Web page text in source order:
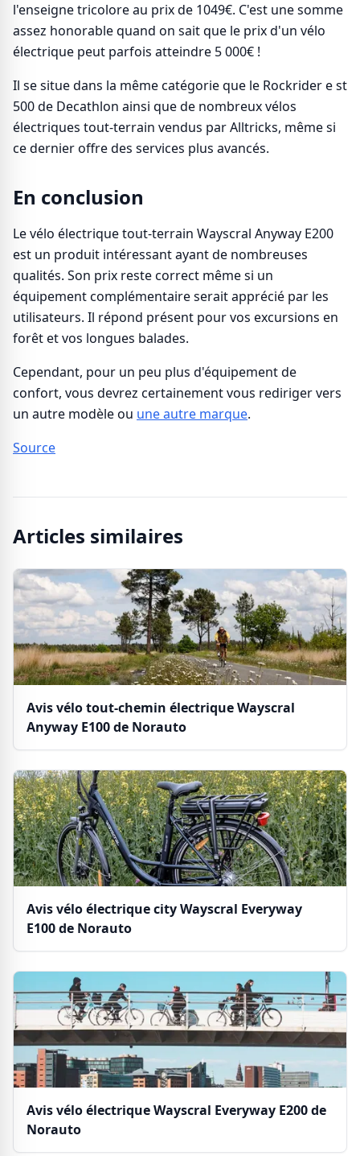
l'enseigne tricolore au prix de 1049€. C'est une somme
assez honorable quand on sait que le prix d'un vélo
électrique peut parfois atteindre 5 000€ !
Il se situe dans la même catégorie que le Rockrider e st
500 de Decathlon ainsi que de nombreux vélos
électriques tout-terrain vendus par Alltricks, même si
ce dernier offre des services plus avancés.
En conclusion
Le vélo électrique tout-terrain Wayscral Anyway E200
est un produit intéressant ayant de nombreuses
qualités. Son prix reste correct même si un
équipement complémentaire serait apprécié par les
utilisateurs. Il répond présent pour vos excursions en
forêt et vos longues balades.
Cependant, pour un peu plus d'équipement de
confort, vous devrez certainement vous rediriger vers
un autre modèle ou une autre marque.
Source
Articles similaires
Avis vélo tout-chemin électrique Wayscral
Anyway E100 de Norauto
Avis vélo électrique city Wayscral Everyway
E100 de Norauto
Avis vélo électrique Wayscral Everyway E200 de
Norauto